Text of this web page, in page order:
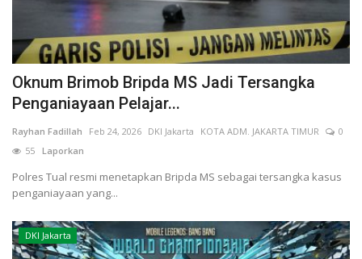
Oknum Brimob Bripda MS Jadi Tersangka
Penganiayaan Pelajar...
Rayhan Fadillah Feb 24, 2026 DKI Jakarta KOTA ADM. JAKARTA TIMUR
0
55 Laporkan
Polres Tual resmi menetapkan Bripda MS sebagai tersangka kasus
penganiayaan yang...
DKI Jakarta